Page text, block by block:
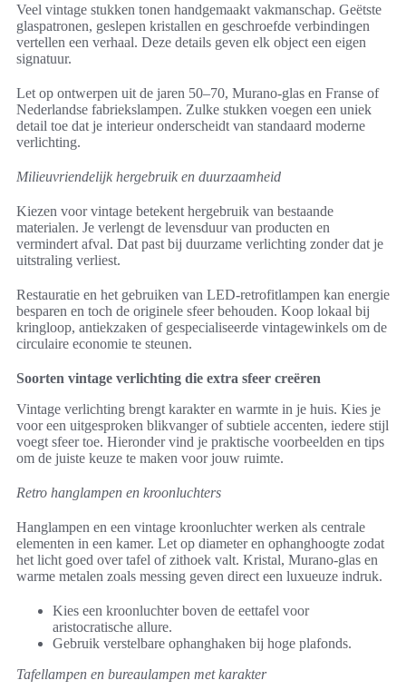
Veel vintage stukken tonen handgemaakt vakmanschap. Geëtste
glaspatronen, geslepen kristallen en geschroefde verbindingen
vertellen een verhaal. Deze details geven elk object een eigen
signatuur.
Let op ontwerpen uit de jaren 50–70, Murano-glas en Franse of
Nederlandse fabriekslampen. Zulke stukken voegen een uniek
detail toe dat je interieur onderscheidt van standaard moderne
verlichting.
Milieuvriendelijk hergebruik en duurzaamheid
Kiezen voor vintage betekent hergebruik van bestaande
materialen. Je verlengt de levensduur van producten en
vermindert afval. Dat past bij duurzame verlichting zonder dat je
uitstraling verliest.
Restauratie en het gebruiken van LED-retrofitlampen kan energie
besparen en toch de originele sfeer behouden. Koop lokaal bij
kringloop, antiekzaken of gespecialiseerde vintagewinkels om de
circulaire economie te steunen.
Soorten vintage verlichting die extra sfeer creëren
Vintage verlichting brengt karakter en warmte in je huis. Kies je
voor een uitgesproken blikvanger of subtiele accenten, iedere stijl
voegt sfeer toe. Hieronder vind je praktische voorbeelden en tips
om de juiste keuze te maken voor jouw ruimte.
Retro hanglampen en kroonluchters
Hanglampen en een vintage kroonluchter werken als centrale
elementen in een kamer. Let op diameter en ophanghoogte zodat
het licht goed over tafel of zithoek valt. Kristal, Murano-glas en
warme metalen zoals messing geven direct een luxueuze indruk.
Kies een kroonluchter boven de eettafel voor
aristocratische allure.
Gebruik verstelbare ophanghaken bij hoge plafonds.
Tafellampen en bureaulampen met karakter